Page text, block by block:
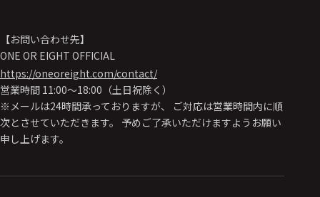
【お問い合わせ先】
ONE OR EIGHT OFFICIAL
https://oneoreight.com/contact/
営業時間 11:00～18:00（土日祝除く）
※メールは24時間承っておりますが、 ご対応は営業時間内に順
次とさせていただきます。 予めご了承いただけますようお願い
申し上げます。